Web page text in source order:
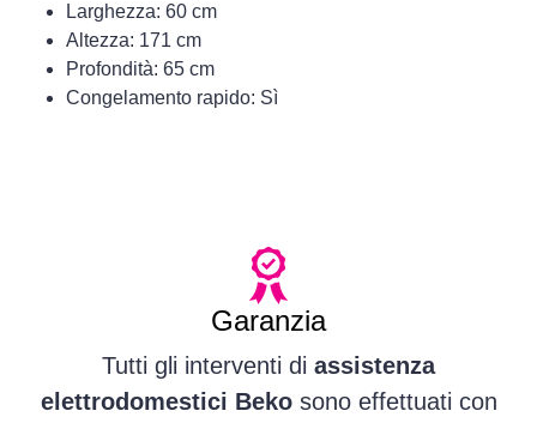
Larghezza: 60 cm
Altezza: 171 cm
Profondità: 65 cm
Congelamento rapido: Sì
Garanzia
Tutti gli interventi di assistenza
elettrodomestici Bekosono effettuati con